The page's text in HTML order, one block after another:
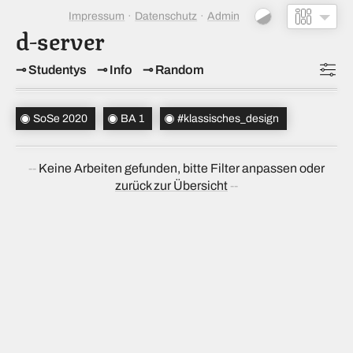
d-server
Studentys Info Random
Impressum Datenschutz Admin
Topics
Bachelorsemester (1)
SoSe 2020 BA 1 #klassisches_design
Keine Arbeiten gefunden, bitte Filter anpassen oder
zurück zur Übersicht